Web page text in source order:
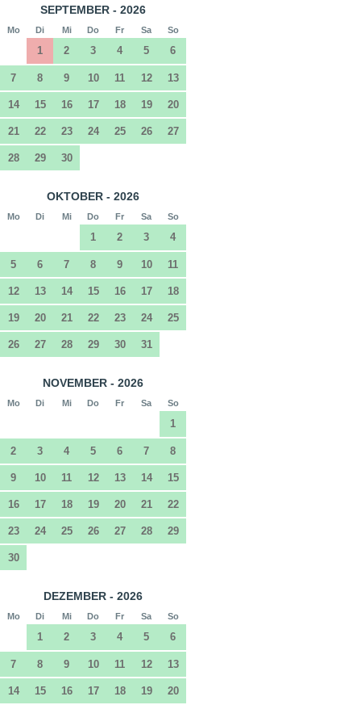
SEPTEMBER - 2026
Mo Di Mi Do Fr Sa So
1 2 3 4 5 6
7 8 9 10 11 12 13
14 15 16 17 18 19 20
21 22 23 24 25 26 27
28 29 30
OKTOBER - 2026
Mo Di Mi Do Fr Sa So
1 2 3 4
5 6 7 8 9 10 11
12 13 14 15 16 17 18
19 20 21 22 23 24 25
26 27 28 29 30 31
NOVEMBER - 2026
Mo Di Mi Do Fr Sa So
1
2 3 4 5 6 7 8
9 10 11 12 13 14 15
16 17 18 19 20 21 22
23 24 25 26 27 28 29
30
DEZEMBER - 2026
Mo Di Mi Do Fr Sa So
1 2 3 4 5 6
7 8 9 10 11 12 13
14 15 16 17 18 19 20